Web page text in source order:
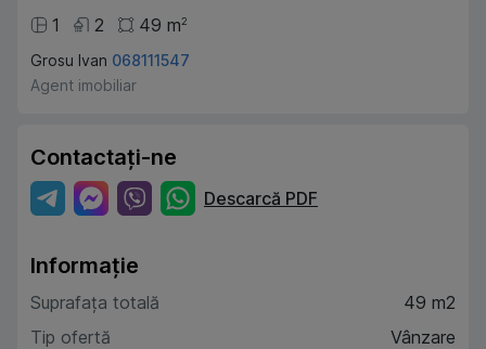
1
2 49 m2
Grosu Ivan 068111547
Agent imobiliar
Contactați-ne
Descarcă PDF
Informație
Suprafața totală
49 m2
Tip ofertă
Vânzare